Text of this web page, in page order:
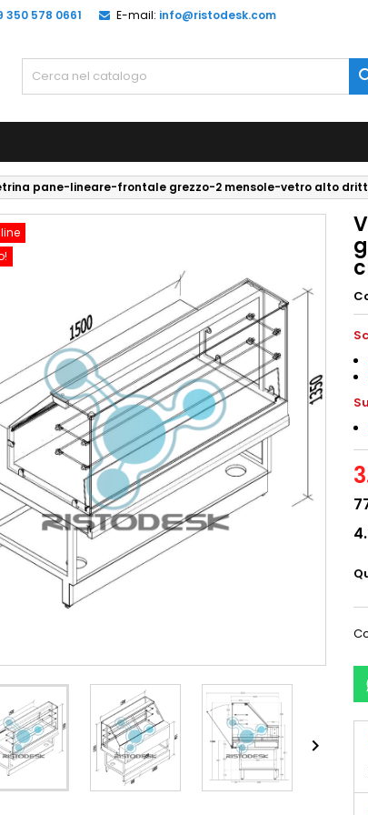
350 578 0661 E-mail: info@ristodesk.com
pane-lineare-frontale grezzo-2 mensole-vetro alto

S